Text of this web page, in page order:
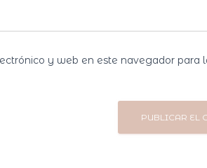
y web en este navegador para